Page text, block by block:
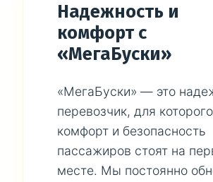
Надежность и
комфорт с
«МегаБуски»
«МегаБуски» — это
перевозчик, для которого
комфорт и безопасность
пассажиров стоят на
месте. Мы постоянно